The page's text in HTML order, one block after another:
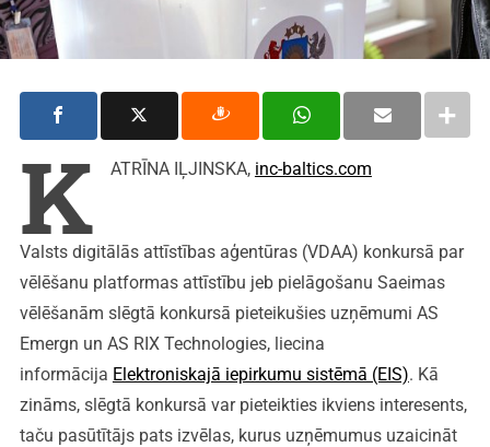
K ATRĪNA IĻJINSKA, inc-baltics.com
Valsts digitālās attīstības aģentūras (VDAA) konkursā par
vēlēšanu platformas attīstību jeb pielāgošanu Saeimas
vēlēšanām slēgtā konkursā pieteikušies uzņēmumi AS
Emergn un AS RIX Technologies, liecina
informācija Elektroniskajā iepirkumu sistēmā (EIS). Kā
zināms, slēgtā konkursā var pieteikties ikviens interesents,
taču pasūtītājs pats izvēlas, kurus uzņēmumus uzaicināt